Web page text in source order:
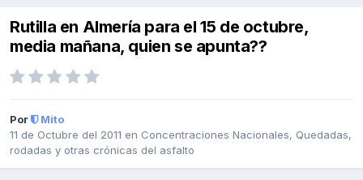
Rutilla en Almería para el 15 de octubre,
media mañana, quien se apunta??
Por
Mito
11 de Octubre del 2011 en Concentraciones Nacionales, Quedadas,
rodadas y otras crónicas del asfalto